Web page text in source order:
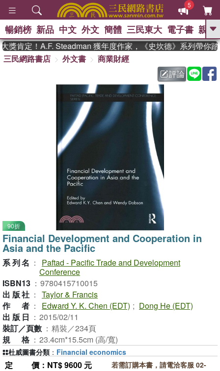
5
GO
熱搜： 東野圭吾
父親節 、 如果歷
暑期推薦 、 國際布克
獎 臺灣漫遊錄
、 方念華
登輝時代 、 數學女孩：黎曼猜想
偉大的迷走神經
暢銷榜 新品 中文 外文 簡體 三民東大 電子書 親子
肯定！A.F. Steadman 獲年度作家，《史坎德》系列帶你踏
三民網路書店
外文書
商業財經
評論
90折
Financial Development and Cooperation in
Asia and the Pacific
系列名 ：
Paftad - Pacific Trade and Development
Conference
ISBN13 ： 9780415710015
出版社 ： Taylor & Francis
作者 ： Edward Y. K. Chen (EDT) ; Dong He (EDT)
出版日 ： 2015/02/11
裝訂／頁數 ： 精裝／234頁
規格 ： 23.4cm*15.5cm (高/寬)
定價 ：NT$ 9600 元
若需訂購本書，請電洽客服 02-
杜威圖書分類 ： Financial economics